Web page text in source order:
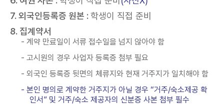
7. 외국인등록증 원본 :학생이 직접 준비
8. 집계약서
- 계약 만료일이 서류 접수일을 넘지 않아야 함
- 고시원의 경우 사업자 등록증 첨부 필요
- 외국인 등록증 뒷면의 체류지와 현재 거주지가 일치해야 함
- 본인 명의로 계약한 거주지가 아닐 경우 “거주/숙소제공 확
인서” 및 거주/숙소 제공자의 신분증 사본 첨부 필수